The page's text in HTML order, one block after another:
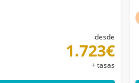
desde
1.723€
+ tasas